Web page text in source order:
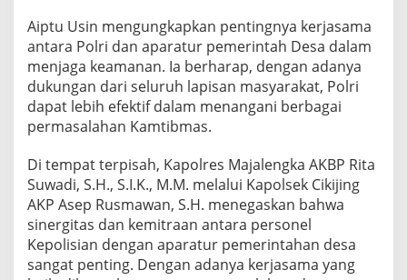
Aiptu Usin mengungkapkan pentingnya kerjasama
antara Polri dan aparatur pemerintah Desa dalam
menjaga keamanan. Ia berharap, dengan adanya
dukungan dari seluruh lapisan masyarakat, Polri
dapat lebih efektif dalam menangani berbagai
permasalahan Kamtibmas.
Di tempat terpisah, Kapolres Majalengka AKBP Rita
Suwadi, S.H., S.I.K., M.M. melalui Kapolsek Cikijing
AKP Asep Rusmawan, S.H. menegaskan bahwa
sinergitas dan kemitraan antara personel
Kepolisian dengan aparatur pemerintahan desa
sangat penting. Dengan adanya kerjasama yang